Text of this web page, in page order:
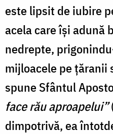
este lipsit de iubire
acela care își adună
nedrepte,
mijloacele pe țăranii
spune Sfântul
face rău aproapelui​”
dimpotrivă, ea